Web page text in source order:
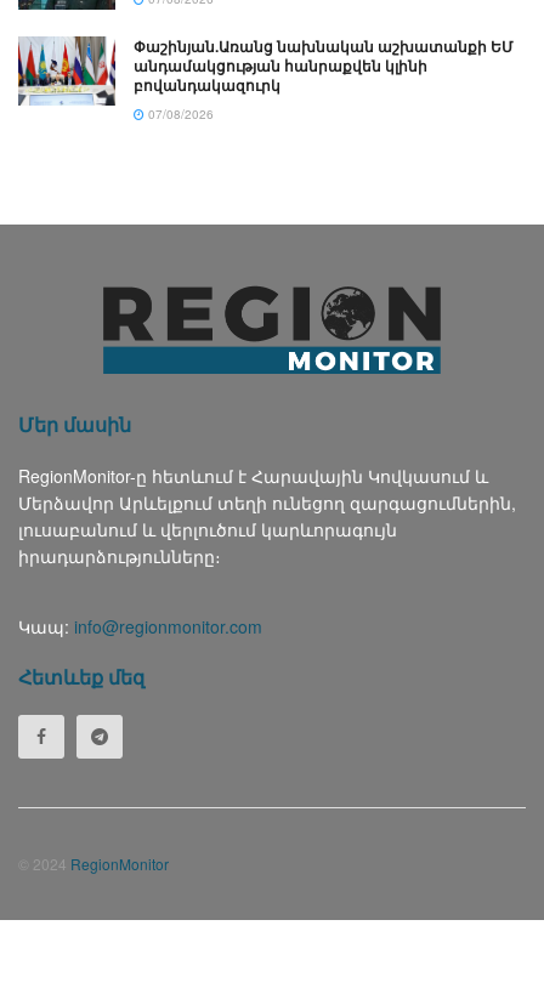
Փաշինյան.Առանց նախնական աշխատանքի ԵՄ
անդամակցության հանրաքվեն կլինի
բովանդակազուրկ
07/08/2026
Մեր մասին
RegionMonitor-ը հետևում է Հարավային Կովկասում և
Մերձավոր Արևելքում տեղի ունեցող զարգացումներին,
լուսաբանում և վերլուծում կարևորագույն
իրադարձությունները։
Կապ: info@regionmonitor.com
Հետևեք մեզ
© 2024 RegionMonitor